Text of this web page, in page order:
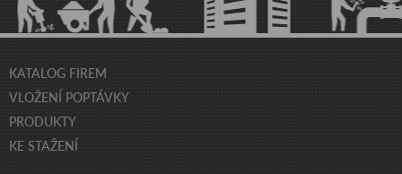
KATALOG FIREM
VLOŽENÍ POPTÁVKY
PRODUKTY
KE STAŽENÍ